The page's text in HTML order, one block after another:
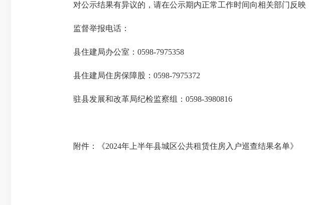
对公示结果有异议的，请在公示期内正常工作时间向相关部门反映
监督举报电话：
县住建局办公室：0598-7975358
县住建局住房保障股：0598-7975372
驻县发展和改革局纪检监察组：0598-3980816
附件：《2024年上半年县城区公共租赁住房入户巡查结果名单》